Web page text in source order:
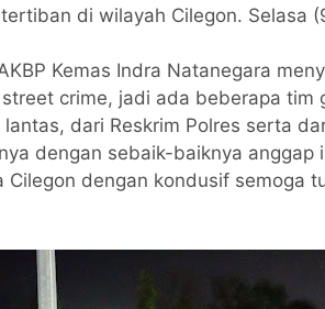
di wilayah Cilegon. Selasa
Kemas Indra Natanegara
crime, jadi ada beberapa tim
dari Reskrim Polres serta
dengan sebaik-baiknya
Cilegon dengan kondusif semoga